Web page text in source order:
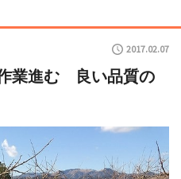
2017.02.07
業進む 良い品質の